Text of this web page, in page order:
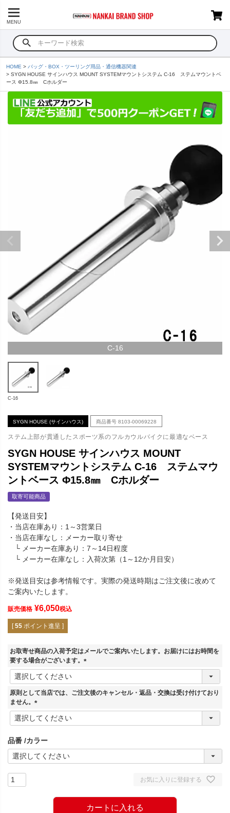
MENU
HOME
バッグ・BOX・ツーリング用品・通信機器関連
SYGN HOUSE サインハウス MOUNT SYSTEMマウントシステム C-16 ステムマウントベ
ース Φ15.8㎜ Cホルダー
C-16
C-16
SYGN HOUSE (サインハウス) 商品番号 8103-00069228
ステム上部が貫通したスポーツ系のフルカウルバイクに最適なベース
SYGN HOUSE サインハウス MOUNT
SYSTEMマウントシステム C-16 ステムマウ
ントベース Φ15.8㎜ Cホルダー
取寄可能商品
【発送目安】
・当店在庫あり：1～3営業日
・当店在庫なし：メーカー取り寄せ
└ メーカー在庫あり：7～14日程度
└ メーカー在庫なし：入荷次第（1～12か月目安）
※発送目安は参考情報です。実際の発送時期はご注文後に改めて
ご案内いたします。
販売価格 ¥6,050税込
[ 55 ポイント進呈 ]
お取寄せ商品の入荷予定はメールでご案内いたします。お届けにはお時間を
要する場合がございます。
(
須
原則として当店では、ご注文後のキャンセル・返品・交換は受け付けており
ません。
(
必
)
品番 カラー
お気に入りに登録する
カートに入れる